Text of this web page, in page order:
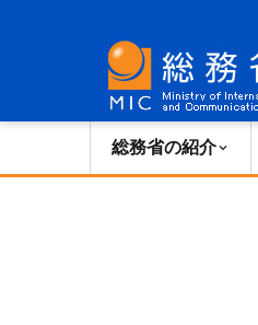
総務省の紹介